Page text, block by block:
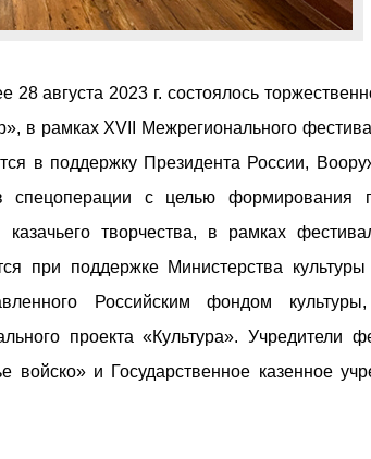
августа 2023 г. состоялось
в рамках XVII Межрегионального
в поддержку Президента России,
с целью формирования
творчества, в рамках
при поддержке Министерства культуры
Российским фондом
проекта «Культура». Учредители
войско» и Государственное казенное